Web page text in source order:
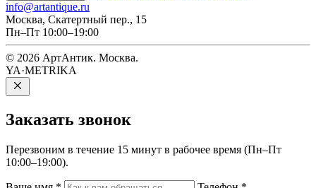
info@artantique.ru
Москва, Скатертный пер., 15
Пн–Пт 10:00–19:00
© 2026 АртАнтик. Москва.
YA·METRIKA
Заказать звонок
Перезвоним в течение 15 минут в рабочее время (Пн–Пт
10:00–19:00).